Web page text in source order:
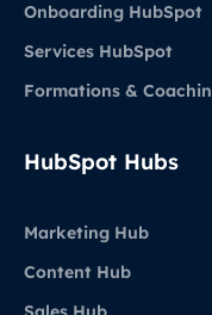
Onboarding HubSpot
Services HubSpot
Formations &
HubSpot Hubs
Marketing Hub
Content Hub